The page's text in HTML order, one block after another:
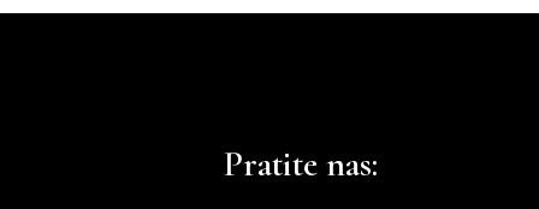
Pratite nas: